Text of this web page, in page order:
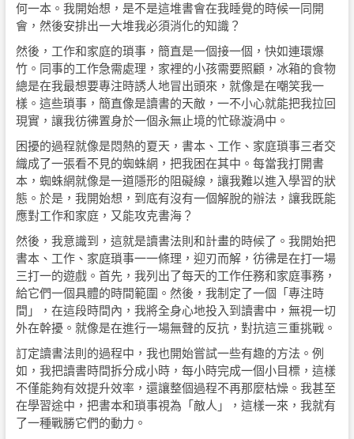
何一本。我開始想，是不是這堆書會在我睡覺的時候一同開
會，然後安排出一大堆我必須消化的知識？
然後，工作和家庭的瑣事，簡直是一個接一個，快如連環爆
竹。同事的工作急需處理，家裡的小孩需要照顧，冰箱的食物
總是在我最想要專注時誘人地冒出頭來，就像是在嘲笑我一
樣。這些瑣事，簡直像是讀書的天敵，一不小心就能把我拉回
現實，讓我彷彿置身於一個永無止境的忙碌漩渦中。
困擾的過程就像是悶熱的夏天，書本、工作、家庭瑣事三者交
織成了一張看不見的蜘蛛網，把我困在其中。每當我打開書
本，蜘蛛網就像是一道隱形的阻礙線，讓我難以進入學習的狀
態。於是，我開始想，到底有沒有一個解脫的辦法，讓我既能
應對工作和家庭，又能攻克書海？
然後，我意識到，這就是讀書法則和計畫的時候了。我開始把
書本、工作、家庭瑣事一一條理，迎刃而解，彷彿是在打一場
三打一的遊戲。首先，我列出了每天的工作任務和家庭事務，
給它們一個具體的時間範圍。然後，我制定了一個「專注時
間」，在這段時間內，我將全身心地投入到讀書中，無視一切
外在幹擾。就像是在進行一場無聲的反抗，對抗這三重挑戰。
訂定讀書法則的過程中，我也開始嘗試一些有趣的方法。例
如，我把讀書時間拆分成小時，每小時完成一個小目標，這樣
不僅能夠有效提升效率，還讓整個過程不再那麼枯燥。我甚至
在學習途中，把書本和瑣事視為「敵人」，這樣一來，我就有
了一種戰勝它們的動力。